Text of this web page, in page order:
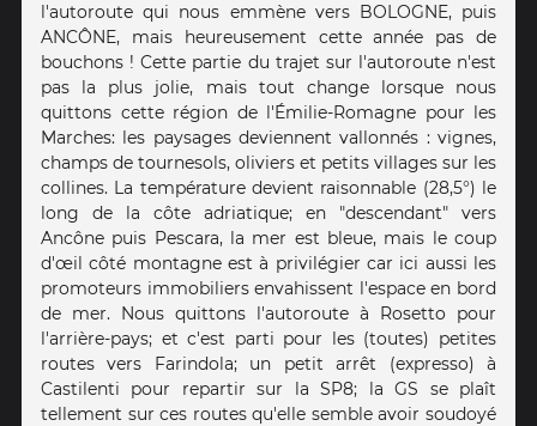
l'autoroute qui nous emmène vers BOLOGNE, puis
ANCÔNE, mais heureusement cette année pas de
bouchons ! Cette partie du trajet sur l'autoroute n'est
pas la plus jolie, mais tout change lorsque nous
quittons cette région de l'Émilie-Romagne pour les
Marches: les paysages deviennent vallonnés : vignes,
champs de tournesols, oliviers et petits villages sur les
collines. La température devient raisonnable (28,5°) le
long de la côte adriatique; en "descendant" vers
Ancône puis Pescara, la mer est bleue, mais le coup
d'œil côté montagne est à privilégier car ici aussi les
promoteurs immobiliers envahissent l'espace en bord
de mer. Nous quittons l'autoroute à Rosetto pour
l'arrière-pays; et c'est parti pour les (toutes) petites
routes vers Farindola; un petit arrêt (expresso) à
Castilenti pour repartir sur la SP8; la GS se plaît
tellement sur ces routes qu'elle semble avoir soudoyé